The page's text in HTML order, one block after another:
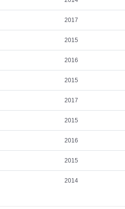
2017
2015
2016
2015
2017
2015
2016
2015
2014